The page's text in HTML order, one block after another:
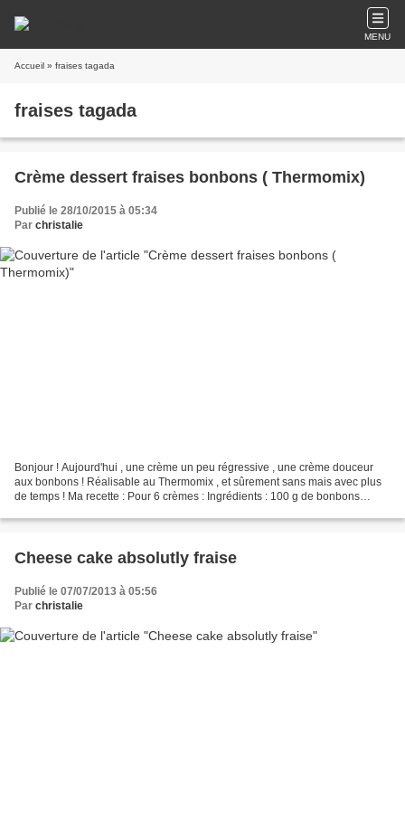
MENU
Accueil » fraises tagada
fraises tagada
Crème dessert fraises bonbons ( Thermomix)
Publié le 28/10/2015 à 05:34
Par christalie
Bonjour ! Aujourd'hui , une crème un peu régressive , une crème douceur
aux bonbons ! Réalisable au Thermomix , et sûrement sans mais avec plus
de temps ! Ma recette : Pour 6 crèmes : Ingrédients : 100 g de bonbons
Cheese cake absolutly fraise
Publié le 07/07/2013 à 05:56
Par christalie